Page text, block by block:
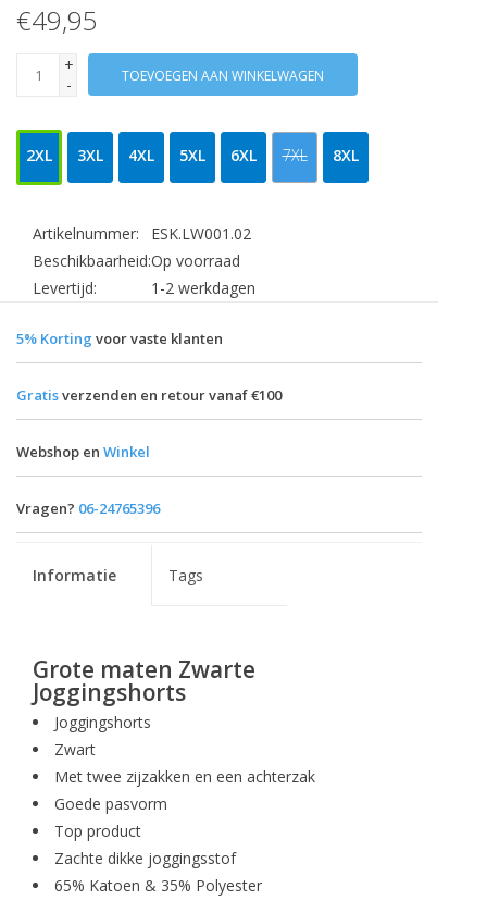
€49,95
+
-
TOEVOEGEN AAN WINKELWAGEN
2XL 3XL 4XL 5XL 6XL 7XL 8XL
Artikelnummer:
ESK.LW001.02
Beschikbaarheid:Op voorraad
Levertijd:
1-2 werkdagen
5% Korting voor vaste klanten
Gratisverzenden en retour vanaf €100
Webshop en Winkel
Vragen? 06-24765396
Informatie Tags
Grote maten Zwarte
Joggingshorts
Joggingshorts
Zwart
Met twee zijzakken en een achterzak
Goede pasvorm
Top product
Zachte dikke joggingsstof
65% Katoen & 35% Polyester